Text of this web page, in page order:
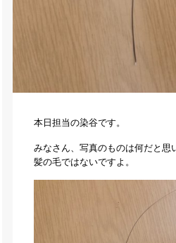
本日担当の染谷です。
みなさん、写真のものは何だと思
髪の毛ではないですよ。